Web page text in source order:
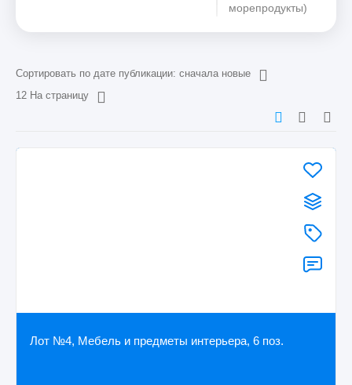
морепродукты)
Сортировать по дате публикации: сначала новые
12 На страницу
Лот №4, Мебель и предметы интерьера, 6 поз.